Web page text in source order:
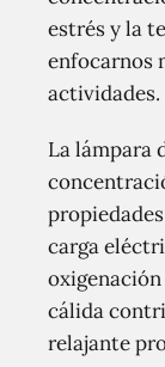
estrés y la
enfocarnos
actividades.
La lámpara
carga
cálida
relajante